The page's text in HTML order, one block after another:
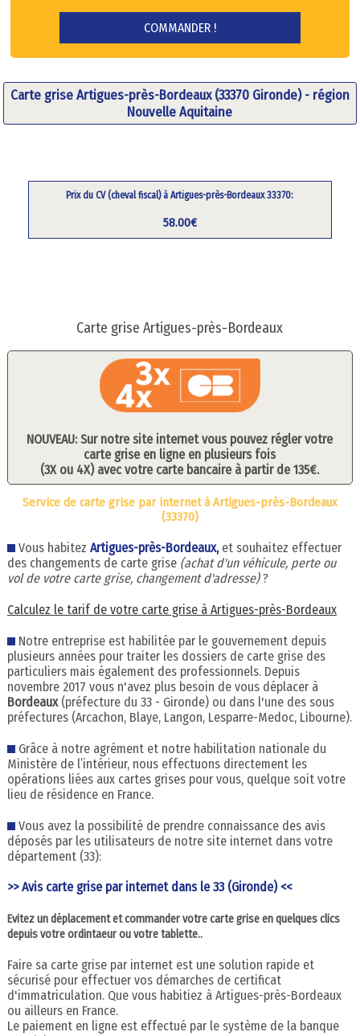
Carte grise Artigues-près-Bordeaux (33370 Gironde) - région
Nouvelle Aquitaine
Prix du CV (cheval fiscal) à Artigues-près-Bordeaux 33370:
58.00€
Carte grise Artigues-près-Bordeaux
NOUVEAU: Sur notre site internet vous pouvez régler votre
carte grise en ligne en plusieurs fois
(3X ou 4X) avec votre carte bancaire à partir de 135€.
Service de carte grise par internet à Artigues-près-Bordeaux
(33370)
Vous habitez Artigues-près-Bordeaux, et souhaitez effectuer
des changements de carte grise (achat d'un véhicule, perte ou
vol de votre carte grise, changement d'adresse)?
Calculez le tarif de votre carte grise à Artigues-près-Bordeaux
Notre entreprise est habilitée par le gouvernement depuis
plusieurs années pour traiter les dossiers de carte grise des
particuliers mais également des professionnels. Depuis
novembre 2017 vous n'avez plus besoin de vous déplacer à
Bordeaux(préfecture du 33 - Gironde) ou dans l'une des sous
préfectures (Arcachon, Blaye, Langon, Lesparre-Medoc, Libourne).
Grâce à notre agrément et notre habilitation nationale du
Ministère de l’intérieur, nous effectuons directement les
opérations liées aux cartes grises pour vous, quelque soit votre
lieu de résidence en France.
Vous avez la possibilité de prendre connaissance des avis
déposés par les utilisateurs de notre site internet dans votre
département (33):
>> Avis carte grise par internet dans le 33 (Gironde) <<
Evitez un déplacement et commander votre carte grise en quelques clics
depuis votre ordintaeur ou votre tablette..
Faire sa carte grise par internet est une solution rapide et
sécurisé pour effectuer vos démarches de certificat
d'immatriculation. Que vous habitiez à Artigues-près-Bordeaux
ou ailleurs en France.
Le paiement en ligne est effectué par le système de la banque